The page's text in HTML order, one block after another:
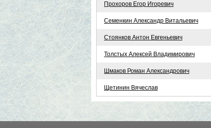
Прохоров Егор Игоревич
Семенкин Александр Витальевич
Стоянков Антон Евгеньевич
Толстых Алексей Владимирович
Шмаков Роман Александрович
Щетинин Вячеслав